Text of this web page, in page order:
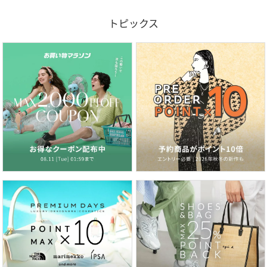
トピックス